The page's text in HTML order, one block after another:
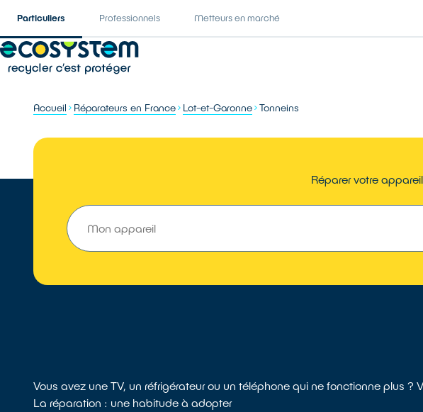
Particuliers Professionnels Metteurs en marché
Accueil Réparateurs en France Lot-et-Garonne Tonneins
Réparer votre
Vous avez une TV, un réfrigérateur ou un téléphone qui ne fonctionne plus ?
La réparation : une habitude à adopter